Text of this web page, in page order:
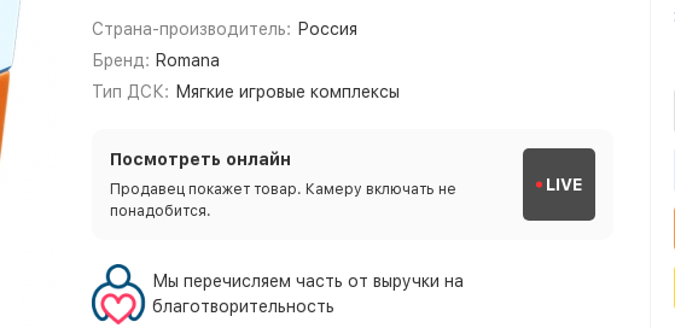
Страна-производитель: Россия
Бренд: Romana
Тип ДСК: Мягкие игровые комплексы
Посмотреть онлайн
Продавец покажет товар. Камеру включать не
понадобится.
LIVE
Мы перечисляем часть от выручки на
благотворительность